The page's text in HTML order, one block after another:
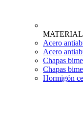
Acero
Acero
Chapas
Chapas
Hormigón